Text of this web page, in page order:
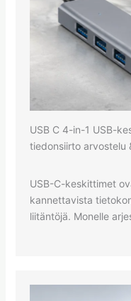
USB C 4-in-1 USB-
tiedonsiirto arvostelu
USB-C-keskittimet
kannettavista
liitäntöjä. Monelle